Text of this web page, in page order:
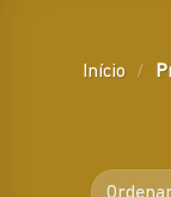
Início /